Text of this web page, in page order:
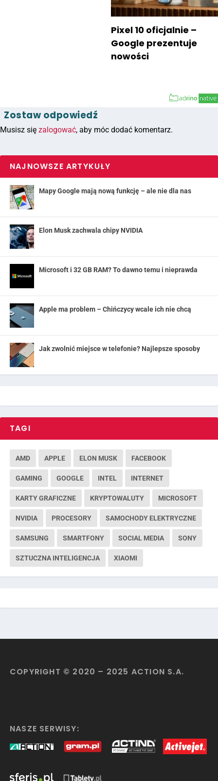
Pixel 10 oficjalnie –
Google prezentuje
nowości
Zostaw odpowiedź
Musisz się zalogować, aby móc dodać komentarz.
NAJNOWSZE ARTYKUŁY
Mapy Google mają nową funkcję – ale nie dla nas
Elon Musk zachwala chipy NVIDIA
Microsoft i 32 GB RAM? To dawno temu i nieprawda
Apple ma problem – Chińczycy wcale ich nie chcą
Jak zwolnić miejsce w telefonie? Najlepsze sposoby
TAGI
AMD APPLE ELON MUSK FACEBOOK
GAMING GOOGLE INTEL INTERNET
KARTY GRAFICZNE KRYPTOWALUTY MICROSOFT
NVIDIA PROCESORY SAMOCHODY ELEKTRYCZNE
SAMSUNG SMARTFONY SOCIAL MEDIA SONY
SZTUCZNA INTELIGENCJA XIAOMI
COPYRIGHT © 2020 – 2025 ACTION S.A.
NASZE SERWISY: